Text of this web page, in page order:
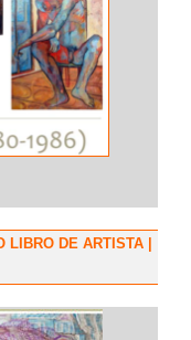
LIBRO DE ARTISTA |